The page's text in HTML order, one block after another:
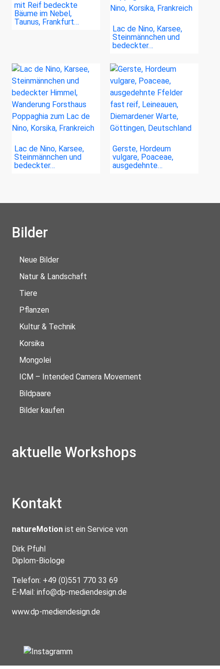
mit Reif bedeckte
Bäume im Nebel,
Taunus, Frankfurt…
Lac de Nino, Karsee,
Steinmännchen und
bedeckter…
Lac de Nino, Karsee,
Steinmännchen und
bedeckter…
Gerste, Hordeum
vulgare, Poaceae,
ausgedehnte…
Bilder
Neue Bilder
Natur & Landschaft
Tiere
Pflanzen
Kultur & Technik
Korsika
Mongolei
ICM – Intended Camera Movement
Bildpaare
Bilder kaufen
aktuelle Workshops
Kontakt
natureMotion ist ein Service von
Dirk Pfuhl
Diplom-Biologe
Telefon: +49 (0)551 770 33 69
E-Mail: info@dp-mediendesign.de
www.dp-mediendesign.de